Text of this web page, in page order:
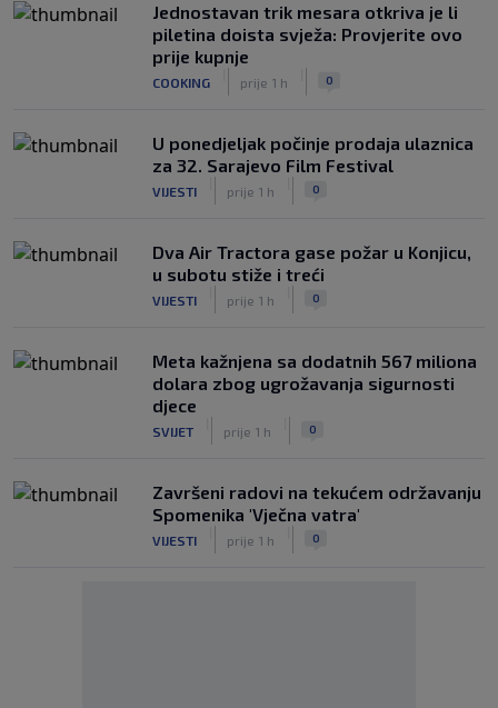
Jednostavan trik mesara otkriva je li
piletina doista svježa: Provjerite ovo
prije kupnje
COOKING prije 1 h 0
U ponedjeljak počinje prodaja ulaznica
za 32. Sarajevo Film Festival
VIJESTI prije 1 h 0
Dva Air Tractora gase požar u Konjicu,
u subotu stiže i treći
VIJESTI prije 1 h 0
Meta kažnjena sa dodatnih 567 miliona
dolara zbog ugrožavanja sigurnosti
djece
SVIJET prije 1 h 0
Završeni radovi na tekućem održavanju
Spomenika 'Vječna vatra'
VIJESTI prije 1 h 0